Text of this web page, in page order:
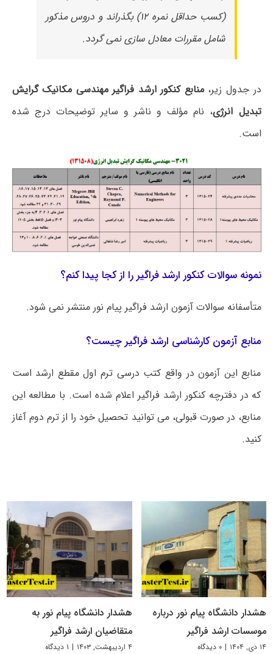
(کسب حداقل نمره ۱۲) بگذراند و دروس مذکور
شامل مقررات معادل سازی نمی گردد.
در جدول زیر،منابع کنکور ارشد فراگیر مهندسی مکانیک گرایش
تبدیل انرژی، نام مؤلف و ناشر و سایر توضیحات درج شده
است.
نمونه سوالات کنکور ارشد فراگیر را از کجا پیدا کنم؟
متأسفانه سوالات آزمون ارشد فراگیر پیام نور منتشر نمی شود.
منابع آزمون کارشناسی ارشد فراگیر چیست؟
منابع این آزمون در واقع کتب درسی ترم اول مقطع ارشد است
که در دفترچه کنکور ارشد فراگیر اعلام شده است. با مطالعه این
منابع، در صورت قبولی، می توانید تحصیل خود را از ترم دوم آغاز
کنید.
هشدار دانشگاه پیام نور درباره
موسسات ارشد فراگیر
۱۴ دی, ۱۴۰۴ | ۰ دیدگاه
هشدار دانشگاه پیام نور به
متقاضیان ارشد فراگیر
۴ اردیبهشت, ۱۴۰۳ | ۱ دیدگاه